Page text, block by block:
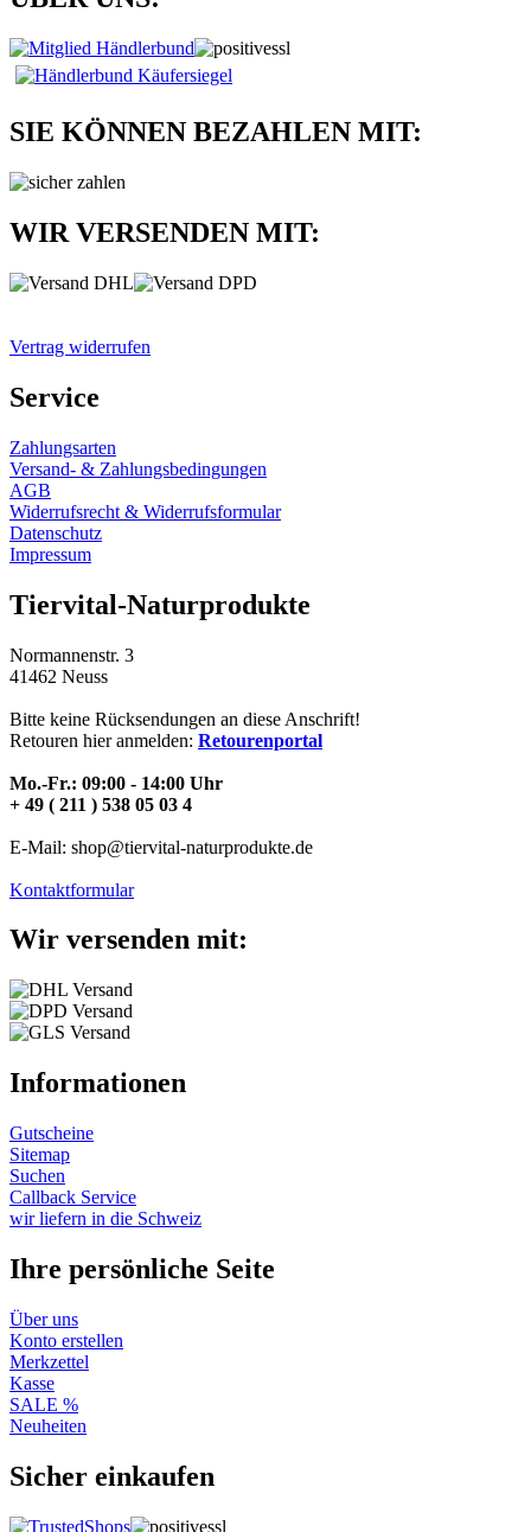
SIE KÖNNEN BEZAHLEN MIT:
WIR VERSENDEN MIT:
Vertrag widerrufen
Service
Zahlungsarten
Versand- & Zahlungsbedingungen
AGB
Widerrufsrecht & Widerrufsformular
Datenschutz
Impressum
Tiervital-Naturprodukte
Normannenstr. 3
41462 Neuss
Bitte keine Rücksendungen an diese Anschrift!
Retouren hier anmelden: Retourenportal
Mo.-Fr.: 09:00 - 14:00 Uhr
+ 49 ( 211 ) 538 05 03 4
E-Mail: shop@tiervital-naturprodukte.de
Kontaktformular
Wir versenden mit:
Informationen
Gutscheine
Sitemap
Suchen
Callback Service
wir liefern in die Schweiz
Ihre persönliche Seite
Über uns
Konto erstellen
Merkzettel
Kasse
SALE %
Neuheiten
Sicher einkaufen